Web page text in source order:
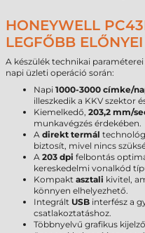
HONEYWELL
LEGFŐBB ELŐNYEI
A készülék technikai
napi üzleti operáció során:
Napi 1000-3000 címke/
illeszkedik a KKV szektor
Kiemelkedő, 203,2 mm/
munkavégzés érdekében.
A direkt termál
biztosít, mivel nincs
A 203 dpi felbontás
kereskedelmi vonalkód
Kompakt asztali kivitel,
könnyen elhelyezhető.
Integrált USB interfész a
csatlakoztatáshoz.
Többnyelvű grafikus